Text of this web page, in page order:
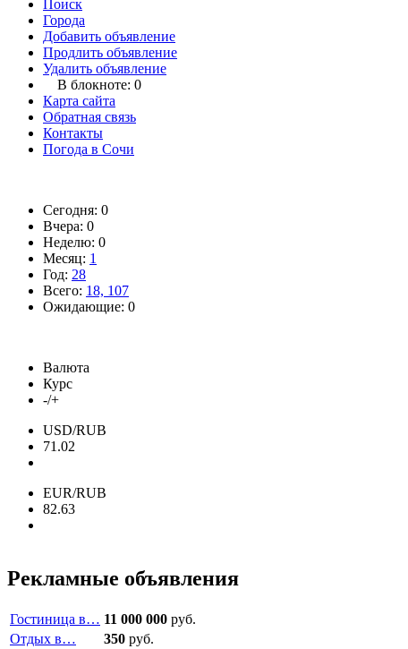
Поиск
Города
Добавить объявление
Продлить объявление
Удалить объявление
В блокноте: 0
Карта сайта
Обратная связь
Контакты
Погода в Сочи
Сегодня: 0
Вчера: 0
Неделю: 0
Месяц: 1
Год: 28
Всего: 18, 107
Ожидающие: 0
Валюта
Курс
-/+
USD/RUB
71.02
EUR/RUB
82.63
Рекламные объявления
Гостиница в… 11 000 000 руб.
Отдых в…
350 руб.